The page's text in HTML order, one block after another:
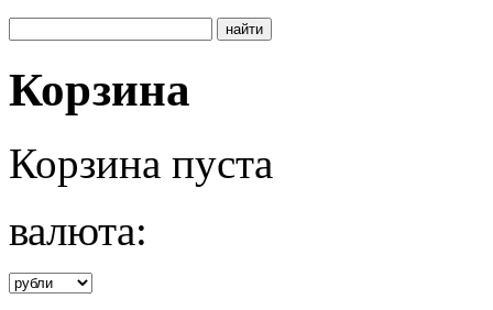
Корзина
Корзина пуста
валюта: